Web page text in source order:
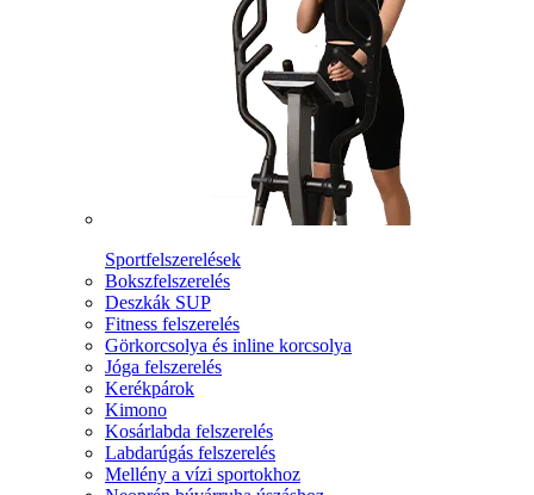
Sportfelszerelések
Bokszfelszerelés
Deszkák SUP
Fitness felszerelés
Görkorcsolya és inline korcsolya
Jóga felszerelés
Kerékpárok
Kimono
Kosárlabda felszerelés
Labdarúgás felszerelés
Mellény a vízi sportokhoz